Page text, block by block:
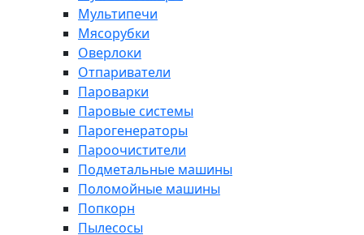
Мультипечи
Мясорубки
Оверлоки
Отпариватели
Пароварки
Паровые системы
Парогенераторы
Пароочистители
Подметальные машины
Поломойные машины
Попкорн
Пылесосы